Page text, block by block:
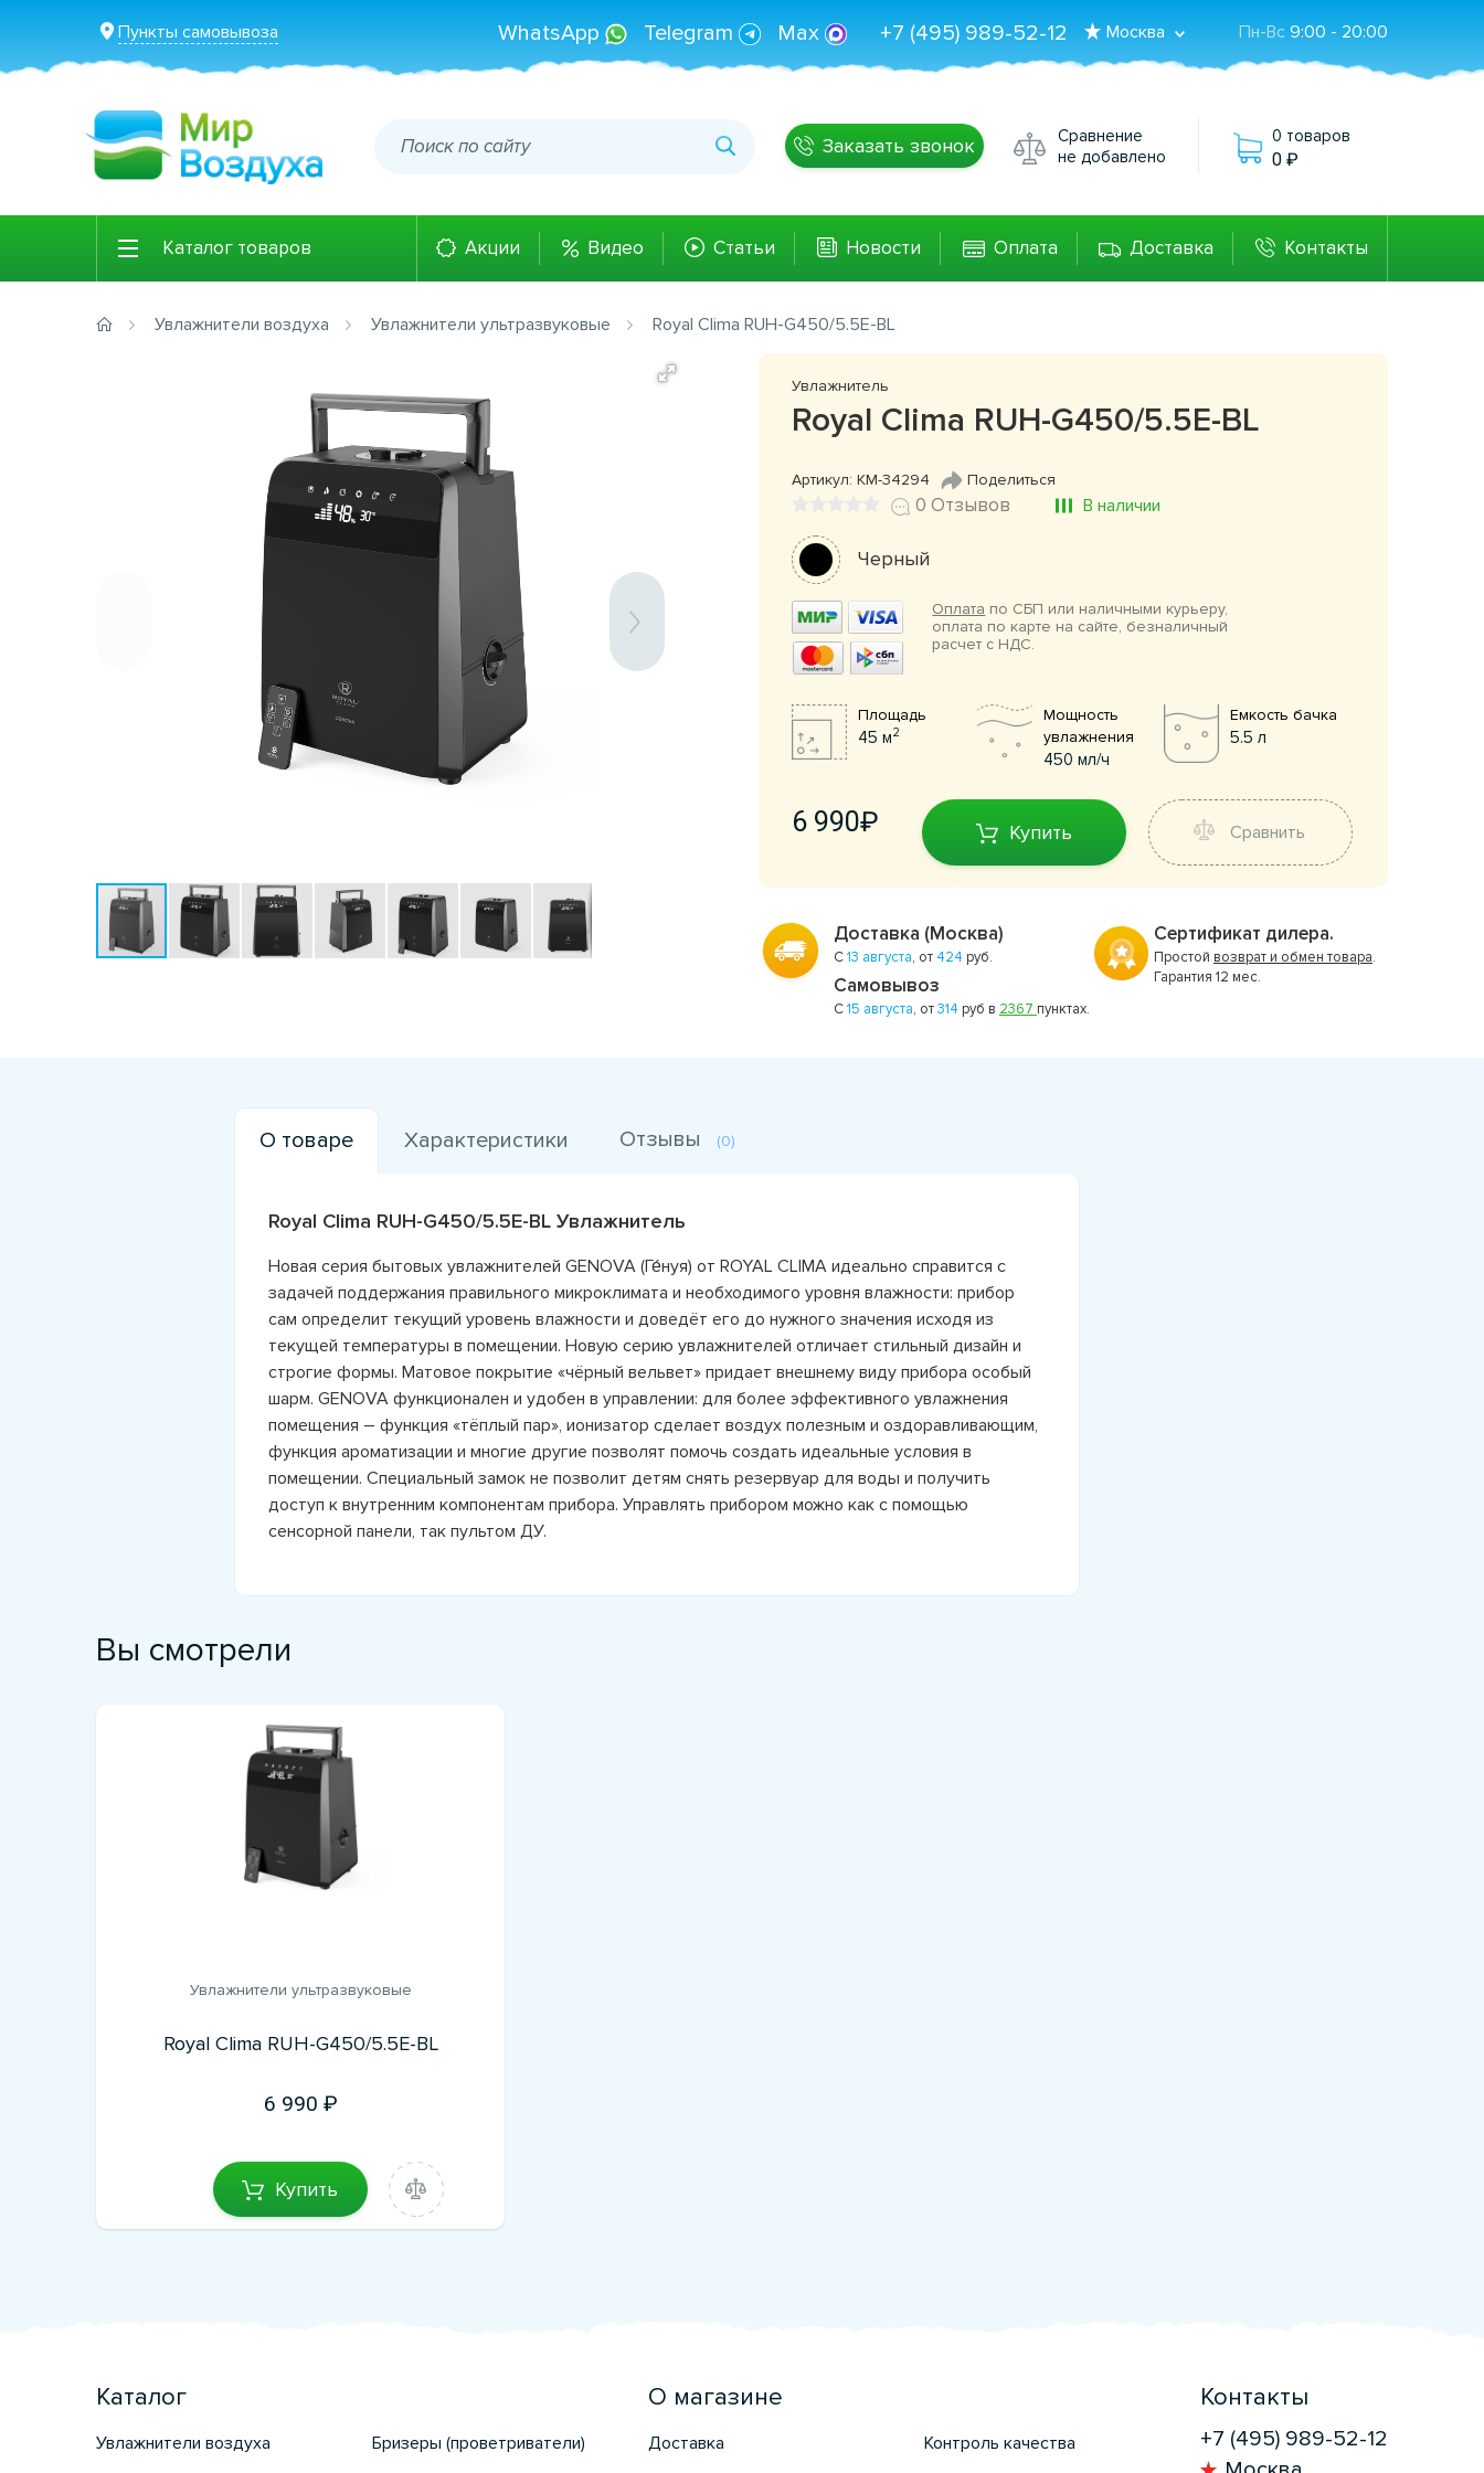
Пункты самовывоза Пн-Вс 9:00 - 20:00
Москва
+7 (495) 989-52-12
WhatsApp Telegram Max
Заказать звонок
Сравнение
не добавлено
0 товаров
0
Каталог товаров Акции Видео Статьи Новости Оплата Доставка Контакты
Увлажнители воздуха Увлажнители ультразвуковые Royal Clima RUH-G450/5.5E-BL
Увлажнитель
Royal Clima RUH-G450/5.5E-BL
Артикул: КМ-34294 Поделиться
0 Отзывов В наличии
Черный
Оплата по СБП или наличными курьеру,
оплата по карте на сайте, безналичный
расчет с НДС.
Площадь
45 м2
Мощность
увлажнения
450 мл/ч
Емкость бачка
5.5 л
6 990 Купить Сравнить
Доставка (Москва)
С13 августа, от 424 руб.
Самовывоз
С15 августа, от314 руб в 2367 пунктах.
Сертификат дилера.
Простой возврат и обмен товара.
Гарантия 12 мес.
О товаре Характеристики Отзывы (0)
Royal Clima RUH-G450/5.5E-BL Увлажнитель
Новая серия бытовых увлажнителей GENOVA (Ге́нуя) от ROYAL CLIMA идеально справится с
задачей поддержания правильного микроклимата и необходимого уровня влажности: прибор
сам определит текущий уровень влажности и доведёт его до нужного значения исходя из
текущей температуры в помещении. Новую серию увлажнителей отличает стильный дизайн и
строгие формы. Матовое покрытие «чёрный вельвет» придает внешнему виду прибора особый
шарм. GENOVA функционален и удобен в управлении: для более эффективного увлажнения
помещения – функция «тёплый пар», ионизатор сделает воздух полезным и оздоравливающим,
функция ароматизации и многие другие позволят помочь создать идеальные условия в
помещении. Специальный замок не позволит детям снять резервуар для воды и получить
доступ к внутренним компонентам прибора. Управлять прибором можно как с помощью
сенсорной панели, так пультом ДУ.
Вы смотрели
Увлажнители ультразвуковые
Royal Clima RUH-G450/5.5E-BL
6 990
Купить
Каталог
Увлажнители воздуха
Бризеры (проветриватели)
О магазине
Доставка
Контроль качества
Контакты
+7 (495) 989-52-12